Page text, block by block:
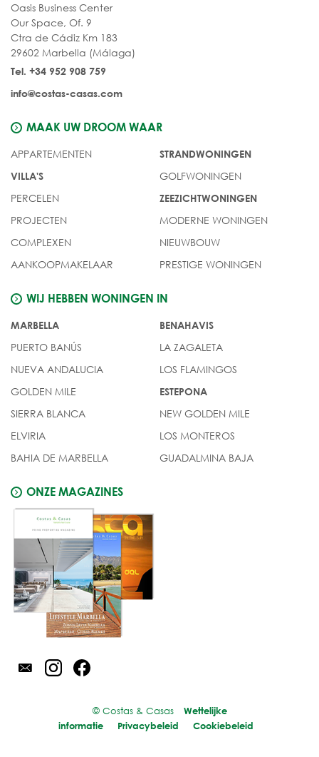
Oasis Business Center
Our Space, Of. 9
Ctra de Cádiz Km 183
29602 Marbella (Málaga)
Tel. +34 952 908 759
info@costas-casas.com
MAAK UW DROOM WAAR
APPARTEMENTEN
VILLA'S
PERCELEN
PROJECTEN
COMPLEXEN
AANKOOPMAKELAAR
STRANDWONINGEN
GOLFWONINGEN
ZEEZICHTWONINGEN
MODERNE WONINGEN
NIEUWBOUW
PRESTIGE WONINGEN
WIJ HEBBEN WONINGEN IN
MARBELLA
PUERTO BANÚS
NUEVA ANDALUCIA
GOLDEN MILE
SIERRA BLANCA
ELVIRIA
BAHIA DE MARBELLA
BENAHAVIS
LA ZAGALETA
LOS FLAMINGOS
ESTEPONA
NEW GOLDEN MILE
LOS MONTEROS
GUADALMINA BAJA
ONZE MAGAZINES
© Costas & Casas
Wettelijke
informatie
Privacybeleid Cookiebeleid